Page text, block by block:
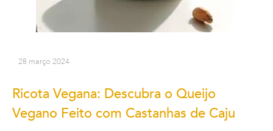
28 março 2024
Ricota Vegana: Descubra o Queijo
Vegano Feito com Castanhas de Caju